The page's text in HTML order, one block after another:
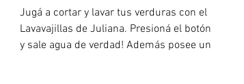
Jugá a cortar y lavar tus verduras con el
Lavavajillas de Juliana. Presioná el botón
y sale agua de verdad! Además posee un